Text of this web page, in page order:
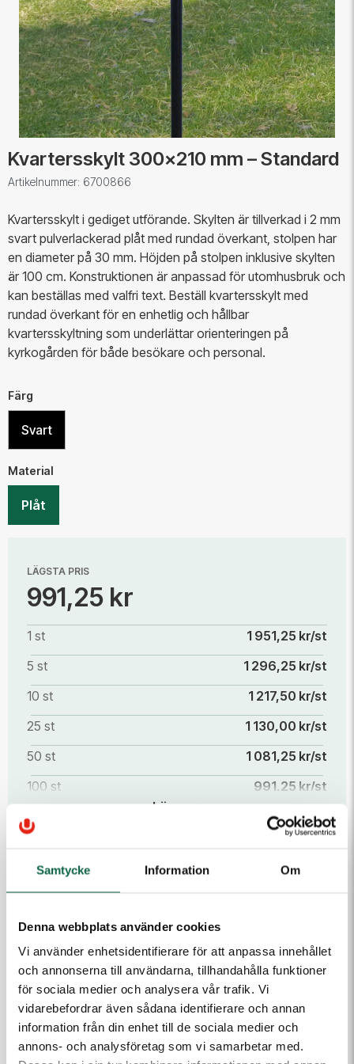
Samtycke Information Om
Denna webbplats använder cookies
Vi använder enhetsidentifierare för att anpassa innehållet
och annonserna till användarna, tillhandahålla funktioner
för sociala medier och analysera vår trafik. Vi
vidarebefordrar även sådana identifierare och annan
information från din enhet till de sociala medier och
annons- och analysföretag som vi samarbetar med.
Kvartersskylt 300x210 mm – Standard
Artikelnummer: 6700866
Kvartersskylt i gediget utförande. Skylten är tillverkad i 2 mm
svart pulverlackerad plåt med rundad överkant, stolpen har
en diameter på 30 mm. Höjden på stolpen inklusive skylten
är 100 cm. Konstruktionen är anpassad för utomhusbruk och
kan beställas med valfri text. Beställ kvartersskylt med
rundad överkant för en enhetlig och hållbar
kvartersskyltning som underlättar orienteringen på
kyrkogården för både besökare och personal.
Färg
Svart
Material
Plåt
LÄGSTA PRIS
991,25 kr
1 st
1 951,25 kr/st
5 st
1 296,25 kr/st
10 st
1 217,50 kr/st
25 st
1 130,00 kr/st
50 st
1 081,25 kr/st
100 st
991,25 kr/st
Läs mer
PRODUKTEGENSKAPER
2
210
Bredd (mm)
300
Färg
Svart
Material
Plåt